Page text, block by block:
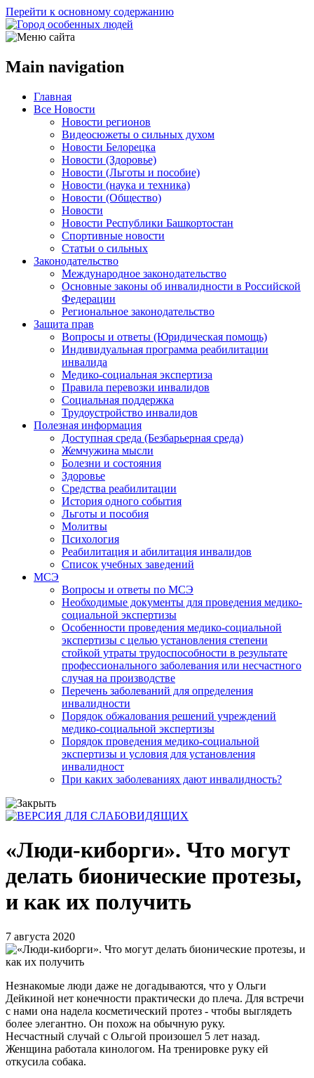
Перейти к основному содержанию
Main navigation
Главная
Все Новости
Новости регионов
Видеосюжеты о сильных духом
Новости Белорецка
Новости (Здоровье)
Новости (Льготы и пособие)
Новости (наука и техника)
Новости (Общество)
Новости
Новости Республики Башкортостан
Спортивные новости
Статьи о сильных
Законодательство
Международное законодательство
Основные законы об инвалидности в Российской
Федерации
Региональное законодательство
Защита прав
Вопросы и ответы (Юридическая помощь)
Индивидуальная программа реабилитации
инвалида
Медико-социальная экспертиза
Правила перевозки инвалидов
Социальная поддержка
Трудоустройство инвалидов
Полезная информация
Доступная среда (Безбарьерная среда)
Жемчужина мысли
Болезни и состояния
Здоровье
Средства реабилитации
История одного события
Льготы и пособия
Молитвы
Психология
Реабилитация и абилитация инвалидов
Список учебных заведений
МСЭ
Вопросы и ответы по МСЭ
Необходимые документы для проведения медико-
социальной экспертизы
Особенности проведения медико-социальной
экспертизы с целью установления степени
стойкой утраты трудоспособности в результате
профессионального заболевания или несчастного
случая на производстве
Перечень заболеваний для определения
инвалидности
Порядок обжалования решений учреждений
медико-социальной экспертизы
Порядок проведения медико-социальной
экспертизы и условия для установления
инвалидност
При каких заболеваниях дают инвалидность?
«Люди-киборги». Что могут
делать бионические протезы,
и как их получить
7 августа 2020
Незнакомые люди даже не догадываются, что у Ольги
Дейкиной нет конечности практически до плеча. Для встречи
с нами она надела косметический протез - чтобы выглядеть
более элегантно. Он похож на обычную руку.
Несчастный случай с Ольгой произошел 5 лет назад.
Женщина работала кинологом. На тренировке руку ей
откусила собака.